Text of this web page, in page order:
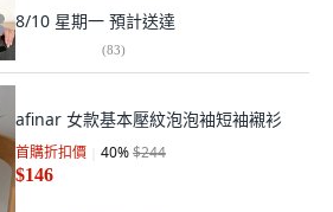
8/10 星期一 預計送達
(83)
afinar 女款基本壓紋泡泡袖短袖襯衫
首購折扣價 40%$244
$146